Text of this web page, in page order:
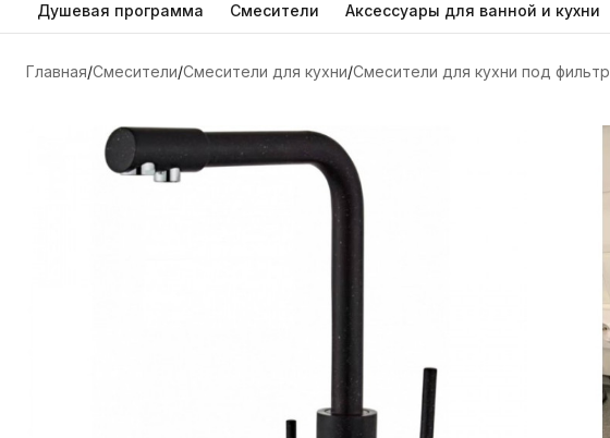
Душевая программа Смесители Аксессуары для ванной и кухни
Главная Смесители Смесители для кухни Смесители для кухни под фильтр